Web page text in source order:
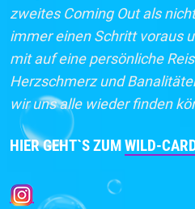
zweites Coming Out als
immer einen Schritt voraus
mit auf eine persönliche
Herzschmerz und
wir uns alle wieder finden
HIER GEHT`S ZUMWILD-